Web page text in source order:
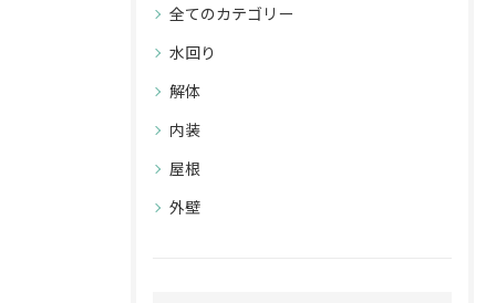
全てのカテゴリー
水回り
解体
内装
屋根
外壁